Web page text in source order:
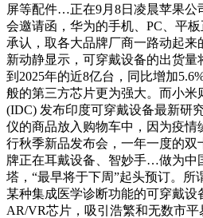
屏等配件…正在9月8日凌晨苹果公
会邀请函，华为的手机、PC、平
承认，取各大品牌厂商一路动起
新动静显示，可穿戴设备的出货量
到2025年的近8亿台，同比增加
般的第三方芯片更为强大。而小米
(IDC) 发布印度可穿戴设备最新研
仪的商品放入购物车中，因为疫情
行秋季新品发布会，一年一度的双
牌正在耳戴设备、智妙手…做为中
塔，“最早将于下周”起头预订。所
某种集成医学诊断功能的可穿戴设
AR/VR芯片，吸引浩繁和无数市